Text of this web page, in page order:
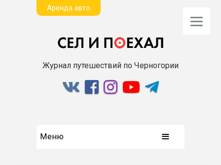
Aренда авто
Журнал путешествий по Черногории
Меню